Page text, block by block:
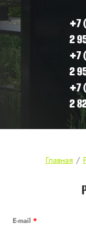
+7
2
+7
2
+7
2
Главная /
E-mail*